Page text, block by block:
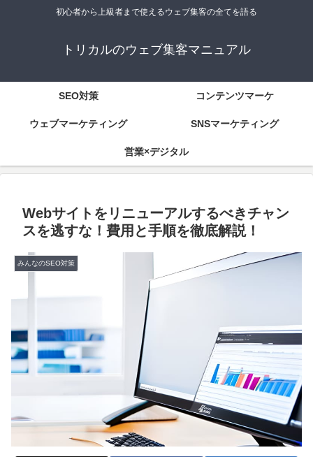
初心者から上級者まで使えるウェブ集客の全てを語る
トリカルのウェブ集客マニュアル
SEO対策 コンテンツマーケ
ウェブマーケティング SNSマーケティング
営業×デジタル
Webサイトをリニューアルするべきチャン
スを逃すな！費用と手順を徹底解説！
みんなのSEO対策